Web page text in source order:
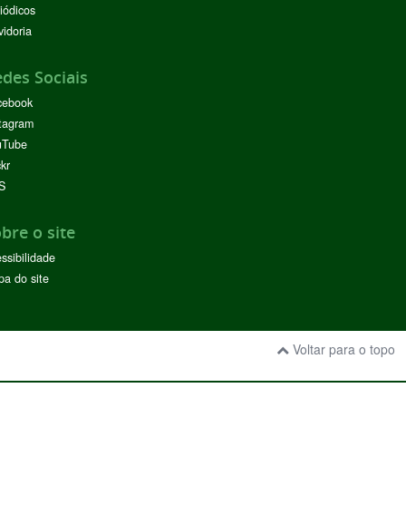
Sociais
o site
do site
Voltar para o topo